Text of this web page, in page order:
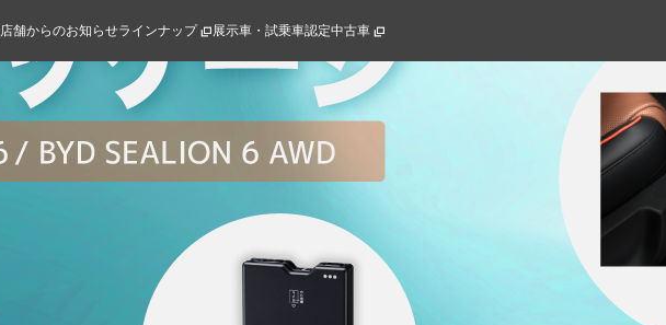
店舗からのお知らせラインナップ 展示車・試乗車認定中古車